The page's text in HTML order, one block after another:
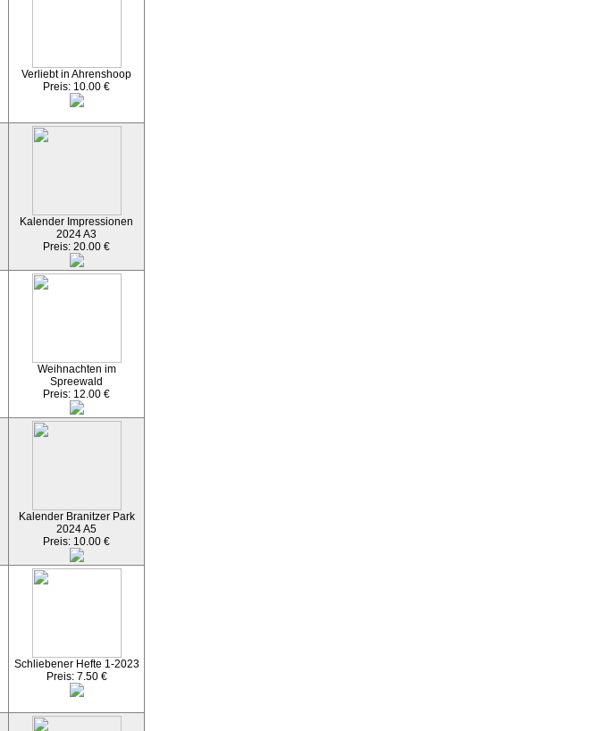
Verliebt in Ahrenshoop
Preis: 10.00 €
Kalender Impressionen
2024 A3
Preis: 20.00 €
Weihnachten im
Spreewald
Preis: 12.00 €
Kalender Branitzer Park
2024 A5
Preis: 10.00 €
Schliebener Hefte 1-2023
Preis: 7.50 €